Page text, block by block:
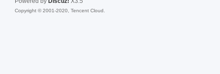
Copyright © 2001-2020, Tencent Cloud.